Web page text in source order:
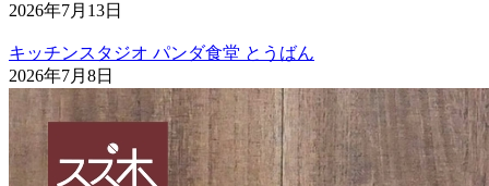
2026年7月13日
キッチンスタジオ パンダ食堂 とうばん
2026年7月8日